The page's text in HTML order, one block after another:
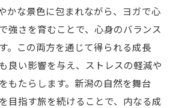
かな景色に包まれながら、ヨガで心
強さを育むことで、心身のバランス
。この両方を通じて得られる成長
良い影響を与え、ストレスの軽減や
もたらします。新潟の自然を舞台
目指す旅を続けることで、内なる成